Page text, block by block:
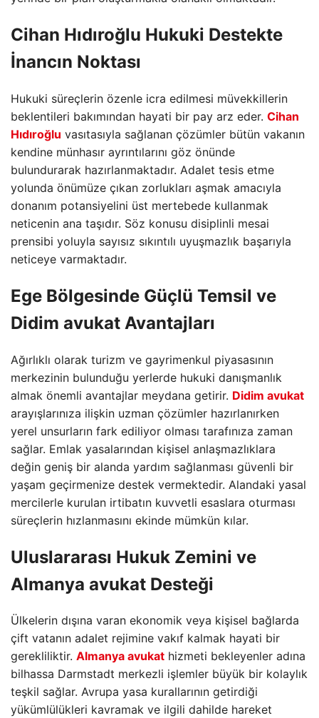
Cihan Hıdıroğlu Hukuki Destekte
İnancın Noktası
Hukuki süreçlerin özenle icra edilmesi müvekkillerin
beklentileri bakımından hayati bir pay arz eder. Cihan
Hıdıroğlu vasıtasıyla sağlanan çözümler bütün vakanın
kendine münhasır ayrıntılarını göz önünde
bulundurarak hazırlanmaktadır. Adalet tesis etme
yolunda önümüze çıkan zorlukları aşmak amacıyla
donanım potansiyelini üst mertebede kullanmak
neticenin ana taşıdır. Söz konusu disiplinli mesai
prensibi yoluyla sayısız sıkıntılı uyuşmazlık başarıyla
neticeye varmaktadır.
Ege Bölgesinde Güçlü Temsil ve
Didim avukat Avantajları
Ağırlıklı olarak turizm ve gayrimenkul piyasasının
merkezinin bulunduğu yerlerde hukuki danışmanlık
almak önemli avantajlar meydana getirir. Didim avukat
arayışlarınıza ilişkin uzman çözümler hazırlanırken
yerel unsurların fark ediliyor olması tarafınıza zaman
sağlar. Emlak yasalarından kişisel anlaşmazlıklara
değin geniş bir alanda yardım sağlanması güvenli bir
yaşam geçirmenize destek vermektedir. Alandaki yasal
mercilerle kurulan irtibatın kuvvetli esaslara oturması
süreçlerin hızlanmasını ekinde mümkün kılar.
Uluslararası Hukuk Zemini ve
Almanya avukat Desteği
Ülkelerin dışına varan ekonomik veya kişisel bağlarda
çift vatanın adalet rejimine vakıf kalmak hayati bir
gerekliliktir. Almanya avukat hizmeti bekleyenler adına
bilhassa Darmstadt merkezli işlemler büyük bir kolaylık
teşkil sağlar. Avrupa yasa kurallarının getirdiği
yükümlülükleri kavramak ve ilgili dahilde hareket